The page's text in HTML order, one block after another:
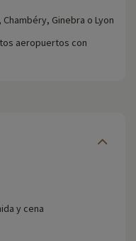
Ginebra o Lyon
aeropuertos con
y cena